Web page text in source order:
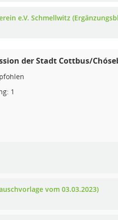
e.V. Schmellwitz
der Stadt Cottbus/
1
vom 03.03.2023)